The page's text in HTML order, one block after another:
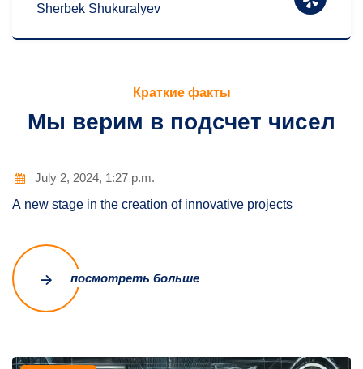
Sherbek Shukuralyev
Краткие факты
Мы верим в подсчет чисел
July 2, 2024, 1:27 p.m.
A new stage in the creation of innovative projects
посмотреть больше